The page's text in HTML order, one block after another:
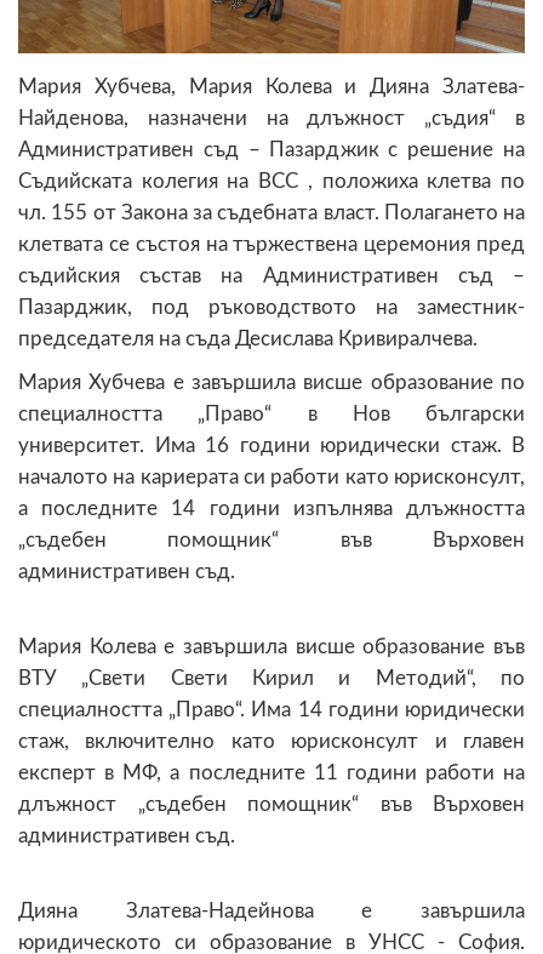
Мария Хубчева, Мария Колева и Дияна Златева-
Найденова, назначени на длъжност „съдия“ в
Административен съд – Пазарджик с решение на
Съдийската колегия на ВСС , положиха клетва по
чл. 155 от Закона за съдебната власт. Полагането на
клетвата се състоя на тържествена церемония пред
съдийския състав на Административен съд –
Пазарджик, под ръководството на заместник-
председателя на съда Десислава Кривиралчева.
Мария Хубчева е завършила висше образование по
специалността „Право“ в Нов български
университет. Има 16 години юридически стаж. В
началото на кариерата си работи като юрисконсулт,
а последните 14 години изпълнява длъжността
„съдебен помощник“ във Върховен
административен съд.
Мария Колева е завършила висше образование във
ВТУ „Свети Свети Кирил и Методий“, по
специалността „Право“. Има 14 години юридически
стаж, включително като юрисконсулт и главен
експерт в МФ, а последните 11 години работи на
длъжност „съдебен помощник“ във Върховен
административен съд.
Дияна Златева-Надейнова е завършила
юридическото си образование в УНСС - София.